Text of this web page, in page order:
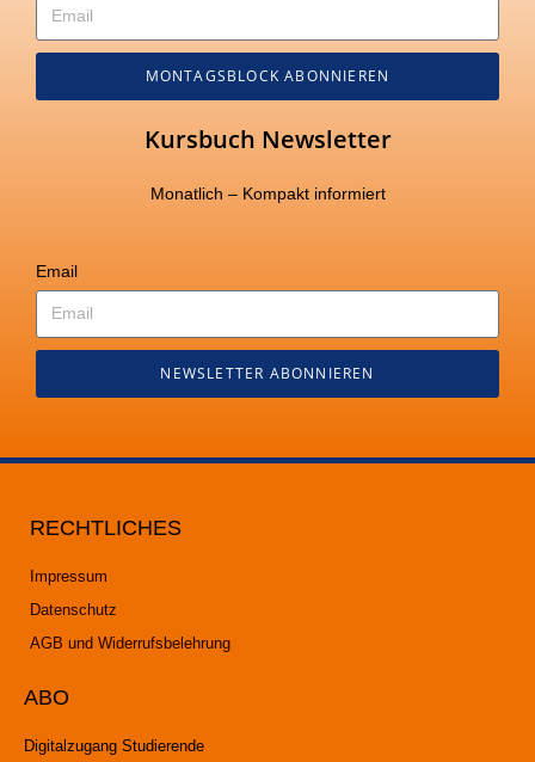
MONTAGSBLOCK ABONNIEREN
Kursbuch Newsletter
Monatlich – Kompakt informiert
Email
NEWSLETTER ABONNIEREN
RECHTLICHES
Impressum
Datenschutz
AGB und Widerrufsbelehrung
ABO
Digitalzugang Studierende